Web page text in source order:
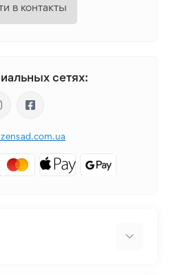
в контакты
сетях: